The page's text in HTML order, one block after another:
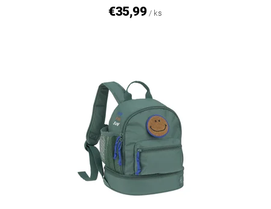
€35,99 / ks